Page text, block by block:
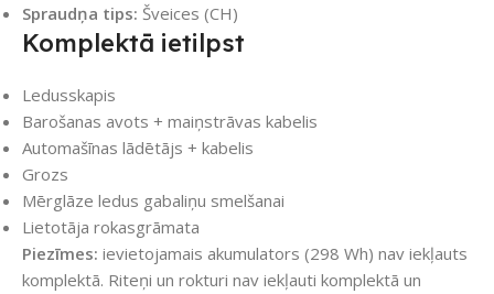
Spraudņa tips: Šveices (CH)
Komplektā ietilpst
Ledusskapis
Barošanas avots + maiņstrāvas kabelis
Automašīnas lādētājs + kabelis
Grozs
Mērglāze ledus gabaliņu smelšanai
Lietotāja rokasgrāmata
Piezīmes: ievietojamais akumulators (298 Wh) nav iekļauts
komplektā. Riteņi un rokturi nav iekļauti komplektā un